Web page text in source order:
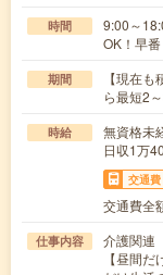
時間
9:00～
OK！早
期間
【現在
ら最短2
時給
無資格
日収1万
交通費
交通費全
仕事内容
介護関連
【昼間